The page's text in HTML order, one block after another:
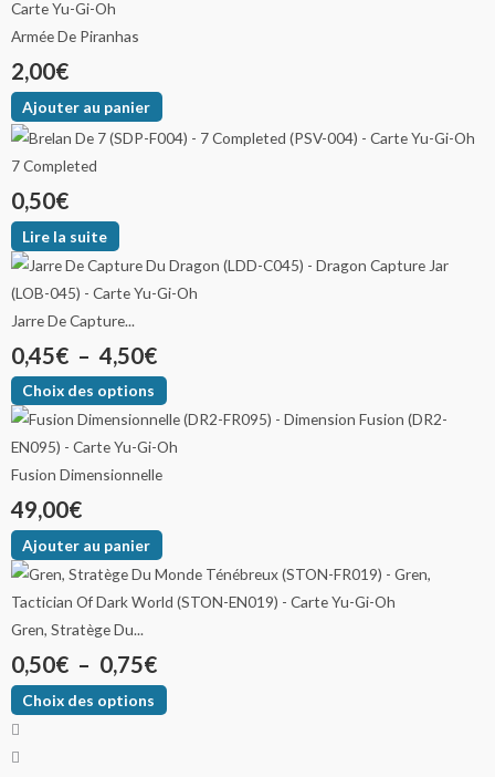
Armée De Piranhas
2,00€
Ajouter au panier
7 Completed
0,50€
Lire la suite
Jarre De Capture...
0,45€ – 4,50€
Choix des options
Fusion Dimensionnelle
49,00€
Ajouter au panier
Gren, Stratège Du...
0,50€ – 0,75€
Choix des options